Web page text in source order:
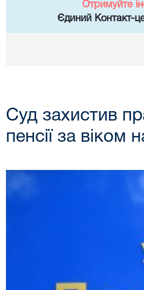
Отримуйте
Єдиний Контакт-
Суд захистив
пенсії за віком